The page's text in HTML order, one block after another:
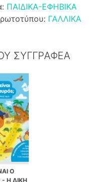
ΠΑΙΔΙΚΑ-ΕΦΗΒΙΚΑ
ΓΑΛΛΙΚΑ
ΣΥΓΓΡΑΦΕΑ
Ο
Η ΔΙΚΗ